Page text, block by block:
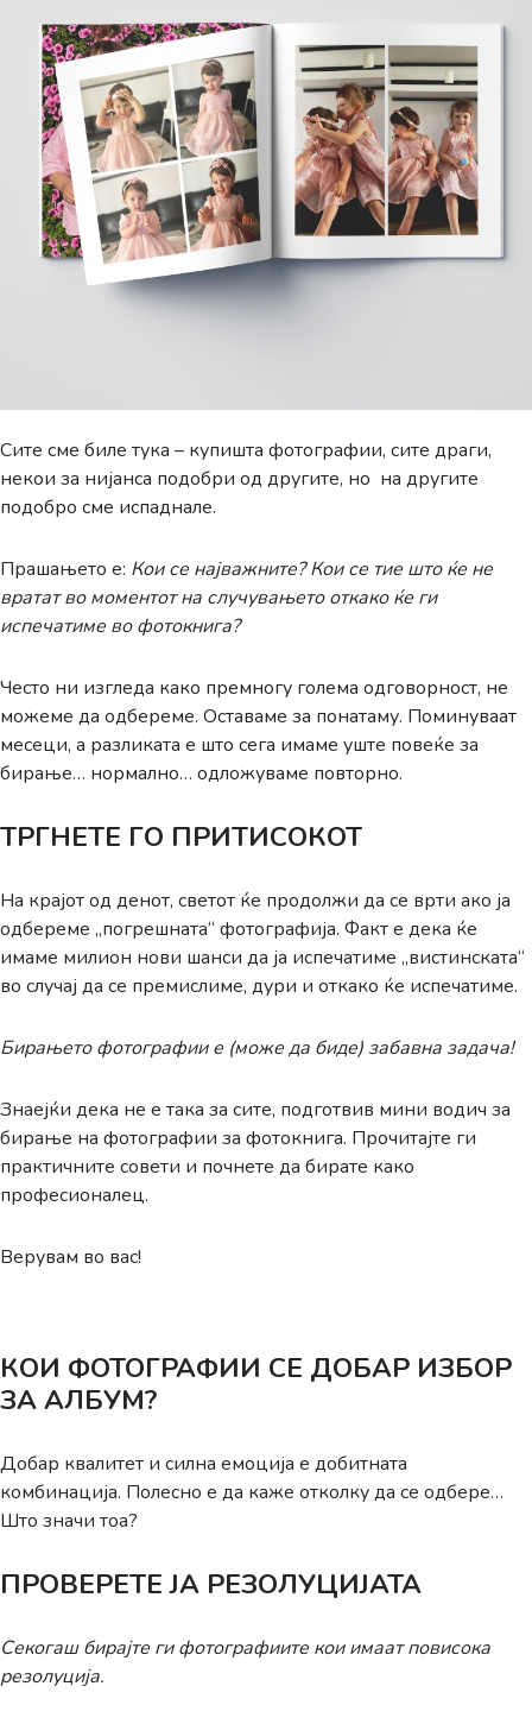
Сите сме биле тука – купишта фотографии, сите драги,
некои за нијанса подобри од другитe, но на другите
подобро сме испаднале.
Прашањето е: Кои се најважните? Кои се тие што ќе не
вратат во моментот на случувањето откако ќе ги
испечатиме во фотокнига?
Често ни изгледа како премногу голема одговoрност, не
можеме да одбереме. Оставаме за понатаму. Поминуваат
месеци, а разликата е што сега имаме уште повеќе за
бирање… нормално… одложуваме повторно.
ТРГНЕТЕ ГО ПРИТИСОКОТ
На крајот од денот, светот ќе продолжи да се врти ако ја
одбереме „погрешната“ фотографија. Факт е дека ќе
имаме милион нови шанси да ја испечатиме „вистинската“
во случај да се премислиме, дури и откако ќе испечатиме.
Бирањето фотографии е (може да биде) забавна задача!
Знаејќи дека не е така за сите, подготвив мини водич за
бирање на фотографии за фотокнига. Прочитајте ги
практичните совети и почнете да бирате како
професионалец.
Верувам во вас!
КОИ ФОТОГРАФИИ СЕ ДОБАР ИЗБОР
ЗА АЛБУМ?
Добар квалитет и силна емоција е добитната
комбинација. Полесно е да каже отколку да се одбере…
Што значи тоа?
ПРОВЕРЕТЕ ЈА РЕЗОЛУЦИЈАТА
Секогаш бирајте ги фотографиите кои имаат повисока
резолуција.